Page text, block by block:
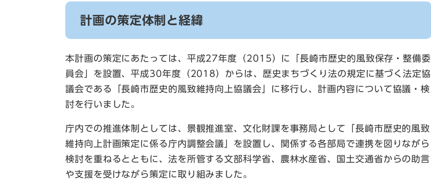
計画の策定体制と経緯
本計画の策定にあたっては、平成27年度（2015）に「長崎市歴史的風致保存・整備委
員会」を設置、平成30年度（2018）からは、歴史まちづくり法の規定に基づく法定協
議会である「長崎市歴史的風致維持向上協議会」に移行し、計画内容について協議・検
討を行いました。
庁内での推進体制としては、景観推進室、文化財課を事務局として「長崎市歴史的風致
維持向上計画策定に係る庁内調整会議」を設置し、関係する各部局で連携を図りながら
検討を重ねるとともに、法を所管する文部科学省、農林水産省、国土交通省からの助言
や支援を受けながら策定に取り組みました。